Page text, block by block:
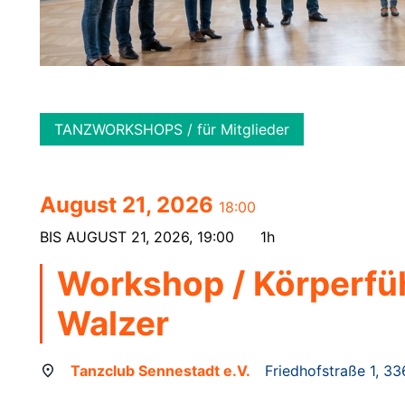
TANZWORKSHOPS / für Mitglieder
August 21, 2026 18:00
BIS AUGUST 21, 2026, 19:00 1h
Workshop /
Walzer
Tanzclub Sennestadt e.V. Friedhofstraße 1,